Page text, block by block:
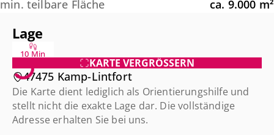
min. teilbare Fläche
ca. 9.000 m²
Lage
10 Min
KARTE VERGRÖSSERN
47475 Kamp-Lintfort
Die Karte dient lediglich als Orientierungshilfe und
stellt nicht die exakte Lage dar. Die vollständige
Adresse erhalten Sie bei uns.